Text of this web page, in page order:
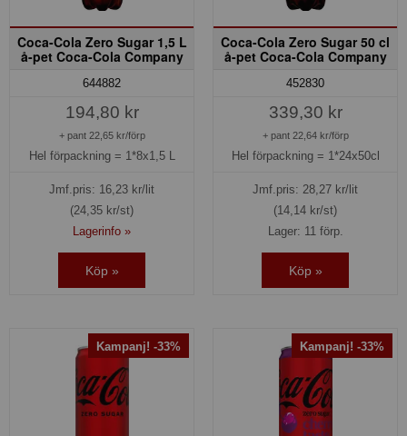
Coca-Cola Zero Sugar 1,5 L
å-pet Coca-Cola Company
644882
194,80 kr
+ pant 22,65 kr/förp
Hel förpackning = 1*8x1,5 L
Jmf.pris: 16,23 kr/lit
(24,35 kr/st)
Lagerinfo »
Köp »
Coca-Cola Zero Sugar 50 cl
å-pet Coca-Cola Company
452830
339,30 kr
+ pant 22,64 kr/förp
Hel förpackning = 1*24x50cl
Jmf.pris: 28,27 kr/lit
(14,14 kr/st)
Lager: 11 förp.
Köp »
Kampanj! -33% Kampanj! -33%